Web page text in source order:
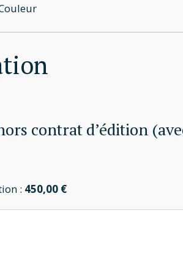
contrat d’édition
: 450,00 €